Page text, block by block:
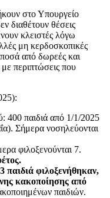
στο Υπουργείο
διαθέτουν θέσεις
κλειστές λόγω
μη κερδοσκοπικές
από δωρεές και
περιπτώσεις που
400 παιδιά από 1/1/2025
Σήμερα νοσηλεύονται
φιλοξενούνται 7.
παιδιά φιλοξενήθηκαν,
κακοποίησης από
παιδιών.